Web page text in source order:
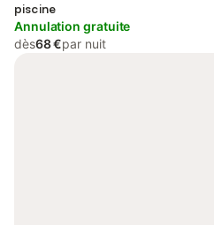
piscine
Annulation gratuite
dès68 €par nuit